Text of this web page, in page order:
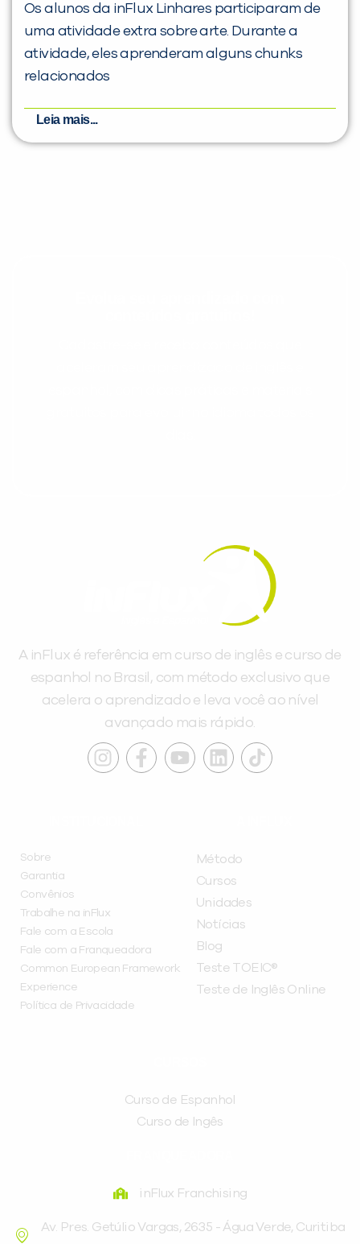
Os alunos da inFlux Linhares participaram de
uma atividade extra sobre arte. Durante a
atividade, eles aprenderam alguns chunks
relacionados
Leia mais...
A inFlux é referência em curso de inglês e curso de
espanhol no Brasil, com método exclusivo que
acelera o aprendizado e leva você ao nível
avançado mais rápido.
Sobre
Garantia
Convênios
Trabalhe na inFlux
Fale com a Escola
Fale com a Franqueadora
Common European Framework
Experience
Política de Privacidade
Método
Cursos
Unidades
Notícias
Blog
Teste TOEIC®
Teste de Inglês Online
Curso de Espanhol
Curso de Ingês
inFlux Franchising
Av. Pres. Getúlio Vargas, 2635 - Água Verde, Curitiba